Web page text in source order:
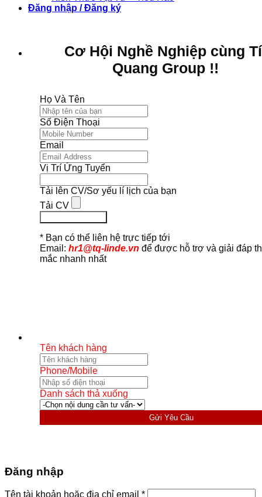
Đăng nhập / Đăng ký
Cơ Hội Nghề Nghiệp cùng
Quang Group !!
Họ Và Tên
Số Điện Thoại
Email
Vị Trí Ứng Tuyển
Tải lên CV/Sơ yếu lí lịch của bạn
Tải CV
* Bạn có thể liên hệ trực tiếp tới
Email: hr1@tq-linde.vn để được hỗ trợ và giải đáp
mắc nhanh nhất
Tên khách hàng
Phone/Mobile
Danh sách thả xuống
Gửi Yêu Cầu
Đăng nhập
Tên tài khoản hoặc địa chỉ email *Bắt